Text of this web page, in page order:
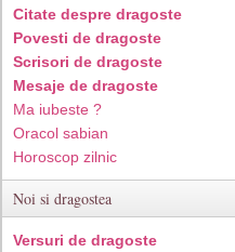
Citate despre dragoste
Povesti de dragoste
Scrisori de dragoste
Mesaje de dragoste
Ma iubeste ?
Oracol sabian
Horoscop zilnic
Noi si dragostea
Versuri de dragoste